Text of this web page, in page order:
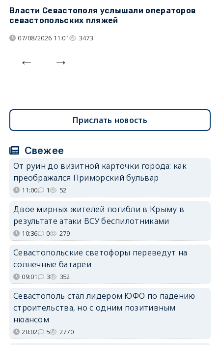
Власти Севастополя услышали операторов
севастопольских пляжей
07/08/2026 11:01 3473
Прислать новость
Свежее
От руин до визитной карточки города: как
преображался Приморский бульвар
11:00 1 52
Двое мирных жителей погибли в Крыму в
результате атаки ВСУ беспилотниками
10:36 0 279
Севастопольские светофоры переведут на
солнечные батареи
09:01 3 352
Севастополь стал лидером ЮФО по падению
строительства, но с одним позитивным
нюансом
20:02 5 2770